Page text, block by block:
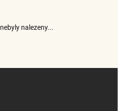
nebyly nalezeny...